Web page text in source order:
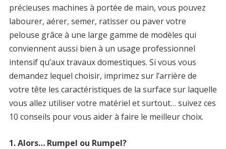
précieuses machines à portée de main, vous pouvez
labourer, aérer, semer, ratisser ou paver votre
pelouse grâce à une large gamme de modèles qui
conviennent aussi bien à un usage professionnel
intensif qu’aux travaux domestiques. Si vous vous
demandez lequel choisir, imprimez sur l’arrière de
votre tête les caractéristiques de la surface sur laquelle
vous allez utiliser votre matériel et surtout… suivez ces
10 conseils pour vous aider à faire le meilleur choix.
1. Alors… Rumpel ou Rumpel?